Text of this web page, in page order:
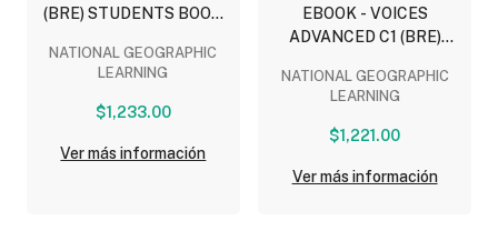
(BRE) STUDENTS BOOK
STICKER PLATFORM)
NATIONAL GEOGRAPHIC
LEARNING
$1,233.00
Ver más información
EBOOK - VOICES
ADVANCED C1 (BRE)
(INCLUDE SPARK
STICKER PLATFORM)
NATIONAL GEOGRAPHIC
LEARNING
$1,221.00
Ver más información